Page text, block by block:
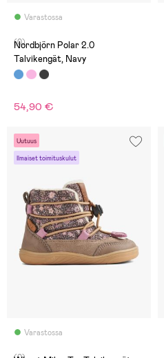
Varastossa
(0)
Nordbjörn Polar 2.0
Talvikengät, Navy
54,90 €
Uutuus
Ilmaiset toimituskulut
Varastossa